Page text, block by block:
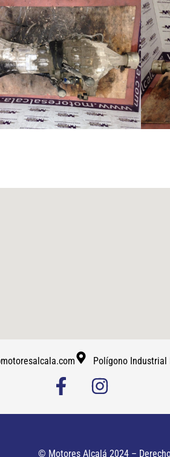
Polígono Industrial
© Motores Alcalá 2024 –